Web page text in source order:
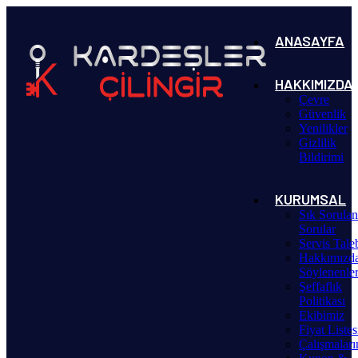
ANASAYFA
HAKKIMIZDA
Çevre
Güvenlik
Yenilikler
Gizlilik
Bildirimi
KURUMSAL
Sık Sorulan
Sorular
Servis
Şeffaflık
Politikası
Ekibimiz
Fiyat